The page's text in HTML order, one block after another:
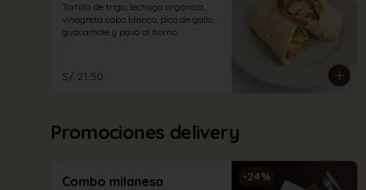
Tortilla de trigo, lechuga orgánica,
vinagreta cabo blanco, pico de gallo,
guacamole y pavo al horno.
S/ 21.50
Promociones delivery
-24%
Combo milanesa